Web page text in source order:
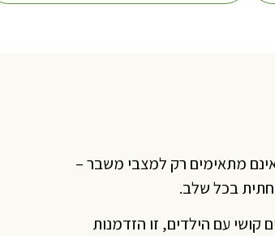
מתאימים רק למצבי משבר –
בכל שלב.
קושי עם הילדים, זו הזדמנות